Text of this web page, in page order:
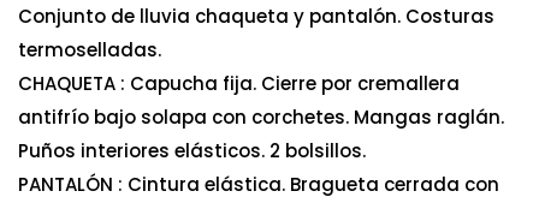
Conjunto de lluvia chaqueta y pantalón. Costuras
termoselladas.
CHAQUETA : Capucha fija. Cierre por cremallera
antifrío bajo solapa con corchetes. Mangas raglán.
Puños interiores elásticos. 2 bolsillos.
PANTALÓN : Cintura elástica. Bragueta cerrada con